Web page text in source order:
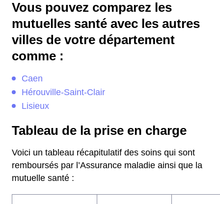
Vous pouvez comparez les
mutuelles santé avec les autres
villes de votre département
comme :
Caen
Hérouville-Saint-Clair
Lisieux
Tableau de la prise en charge
Voici un tableau récapitulatif des soins qui sont
remboursés par l’Assurance maladie ainsi que la
mutuelle santé :